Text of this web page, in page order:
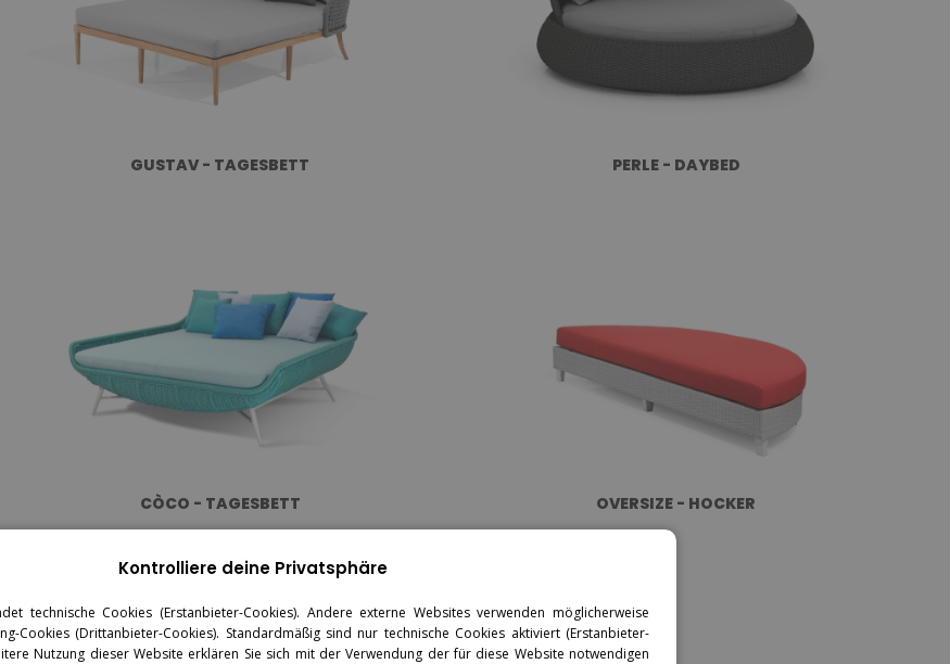
GUSTAV - TAGESBETT PERLE - DAYBED
CÒCO - TAGESBETT OVERSIZE - HOCKER
Kontrolliere deine Privatsphäre
technische Cookies (Erstanbieter-Cookies). Andere externe Websites verwenden möglicherweise
Cookies (Drittanbieter-Cookies). Standardmäßig sind nur technische Cookies aktiviert (Erstanbieter-
Nutzung dieser Website erklären Sie sich mit der Verwendung der für diese Website notwendigen